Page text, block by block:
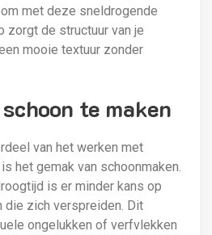
met deze sneldrogende
zorgt de structuur van je
mooie textuur zonder
te maken
van het werken met
het gemak van schoonmaken.
is er minder kans op
die zich verspreiden. Dit
ongelukken of verfvlekken